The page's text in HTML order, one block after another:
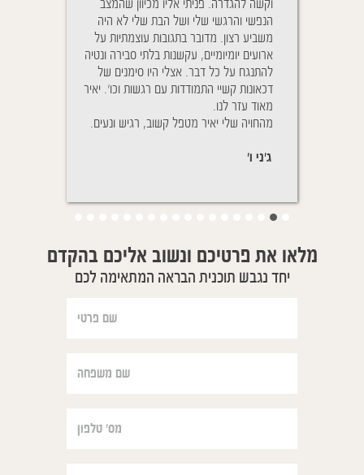
מלאו את פרטיכם ונשוב אליכם בהקדם
יחד נגבש תוכנית הבראה המתאימה לכם
וקשה להגדרה. פניתי אליו מכיוון שהמצב
הנפשי והרגשי שלי ושל הבת שלי לא היה
משביע רצון. מדובר בתגובות עוצמתיות על
ארועים יומיומיים, עקשנות בלתי סבירה ונטיה
להתנגח על כל דבר. אצלי היו סימנים של
דכאונות קשיי התמודדות עם רגשות וכו'. יאיר
מאוד עזר לנו.
מהחויה שלי יאיר מטפל קשוב, רגיש ונעים.
ג'ני ו'